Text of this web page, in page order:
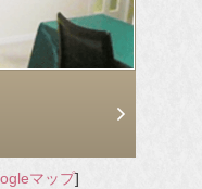
マップ]